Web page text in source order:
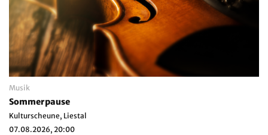
Musik
Sommerpause
Kulturscheune, Liestal
07.08.2026, 20:00